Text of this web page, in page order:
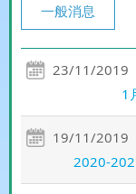
一般消息
23/11/2019
1
19/11/2019
2020-